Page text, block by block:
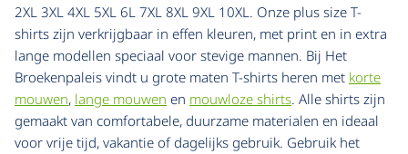
2XL 3XL 4XL 5XL 6L 7XL 8XL 9XL 10XL. Onze plus size T-
shirts zijn verkrijgbaar in effen kleuren, met print en in extra
lange modellen speciaal voor stevige mannen. Bij Het
Broekenpaleis vindt u grote maten T-shirts heren met korte
mouwen, lange mouwen en mouwloze shirts. Alle shirts zijn
gemaakt van comfortabele, duurzame materialen en ideaal
voor vrije tijd, vakantie of dagelijks gebruik. Gebruik het